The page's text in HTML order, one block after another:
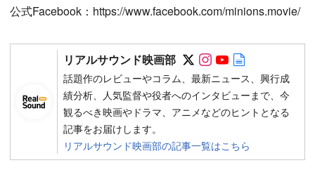
公式Facebook：https://www.facebook.com/minions.movie/
リアルサウンド映画部 Follow on SNS
Follow on SNS
Follow on
話題作のレビューやコラム、最新ニュース、興行成
績分析、人気監督や役者へのインタビューまで、今
観るべき映画やドラマ、アニメなどのヒントとなる
記事をお届けします。
リアルサウンド映画部の記事一覧はこちら